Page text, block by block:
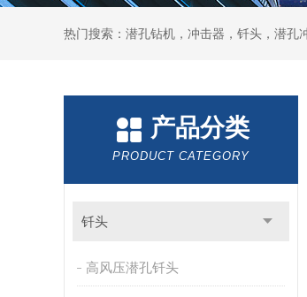
产品分类
PRODUCT CATEGORY
钎头
高风压潜孔钎头